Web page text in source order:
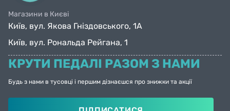
Магазини в Києві
Київ, вул. Якова Гніздовського, 1А
Київ, вул. Рональда Рейгана, 1
КРУТИ ПЕДАЛІ РАЗОМ З НАМИ
Будь з нами в тусовці і першим дізнаєшся про знижки та акції